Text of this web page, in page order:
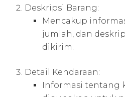
Deskripsi Barang:
Mencakup
jumlah, dan
dikirim.
Detail Kendaraan:
Informasi tentang